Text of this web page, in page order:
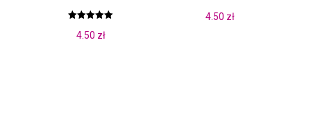
5.00
4.50 zł
4.50 zł